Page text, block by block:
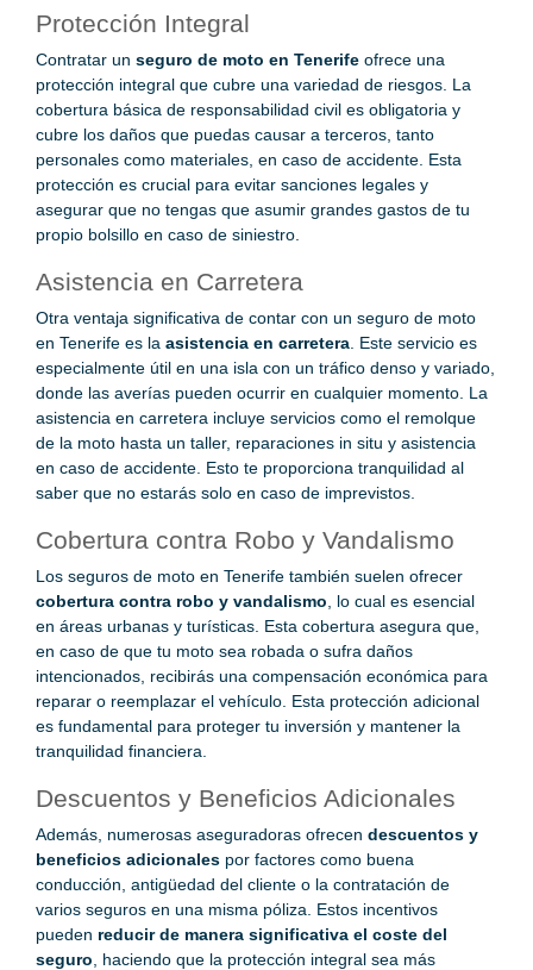
Protección Integral
Contratar un seguro de moto en Tenerife ofrece una
protección integral que cubre una variedad de riesgos. La
cobertura básica de responsabilidad civil es obligatoria y
cubre los daños que puedas causar a terceros, tanto
personales como materiales, en caso de accidente. Esta
protección es crucial para evitar sanciones legales y
asegurar que no tengas que asumir grandes gastos de tu
propio bolsillo en caso de siniestro.
Asistencia en Carretera
Otra ventaja significativa de contar con un seguro de moto
en Tenerife es la asistencia en carretera . Este servicio es
especialmente útil en una isla con un tráfico denso y variado,
donde las averías pueden ocurrir en cualquier momento. La
asistencia en carretera incluye servicios como el remolque
de la moto hasta un taller, reparaciones in situ y asistencia
en caso de accidente. Esto te proporciona tranquilidad al
saber que no estarás solo en caso de imprevistos.
Cobertura contra Robo y Vandalismo
Los seguros de moto en Tenerife también suelen ofrecer
cobertura contra robo y vandalismo , lo cual es esencial
en áreas urbanas y turísticas. Esta cobertura asegura que,
en caso de que tu moto sea robada o sufra daños
intencionados, recibirás una compensación económica para
reparar o reemplazar el vehículo. Esta protección adicional
es fundamental para proteger tu inversión y mantener la
tranquilidad financiera.
Descuentos y Beneficios Adicionales
Además, numerosas aseguradoras ofrecen descuentos y
beneficios adicionales por factores como buena
conducción, antigüedad del cliente o la contratación de
varios seguros en una misma póliza. Estos incentivos
pueden reducir de manera significativa el coste del
seguro , haciendo que la protección integral sea más